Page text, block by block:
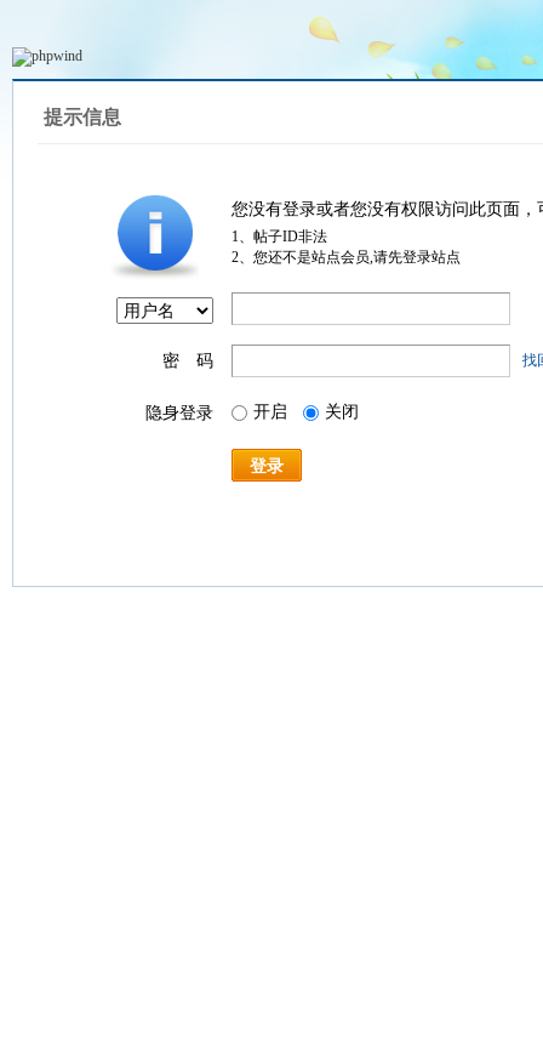
提示信息
您没有登录或者您没有权限访问此页面
1、帖子ID非法
2、您还不是站点会员,请先登录站点
密 码 找
隐身登录 开启 关闭
登录